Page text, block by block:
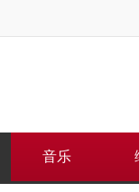
音乐